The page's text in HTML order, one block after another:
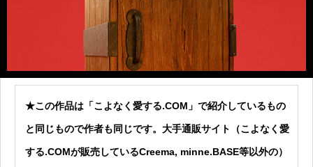
★この作品は「こよなく愛する.COM 」で紹介しているもの
と同じもので作者も同じです。大手通販サイト（こよなく愛
する.COMが販売しているCreema, minne.BASE等以外の）